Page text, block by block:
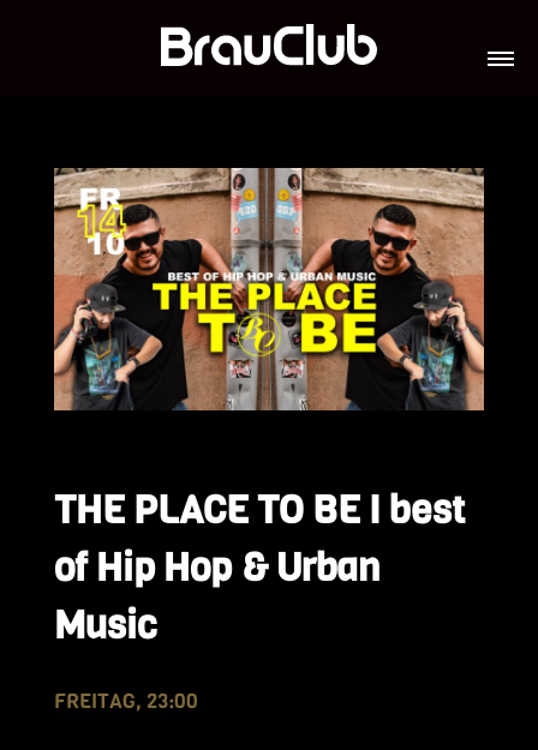
THE PLACE TO BE I best
of Hip Hop & Urban
Music
FREITAG, 23:00
GALERIE
TEAM
VIP-LOUNGES
JOBS